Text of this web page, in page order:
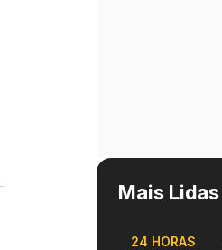
Mais Lidas
24 HORAS